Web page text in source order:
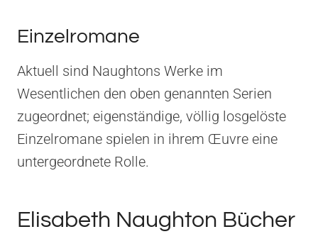
Einzelromane
Aktuell sind Naughtons Werke im
Wesentlichen den oben genannten Serien
zugeordnet; eigenständige, völlig losgelöste
Einzelromane spielen in ihrem Œuvre eine
untergeordnete Rolle.
Elisabeth Naughton Bücher